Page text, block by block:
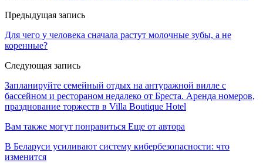
Предыдущая запись
Для чего у человека сначала растут молочные зубы, а не
коренные?
Следующая запись
Запланируйте семейный отдых на антуражной вилле с
бассейном и рестораном недалеко от Бреста. Аренда номеров,
празднование торжеств в Villa Boutique Hotel
Вам также могут понравиться Еще от автора
В Беларуси усиливают систему кибербезопасности: что
изменится